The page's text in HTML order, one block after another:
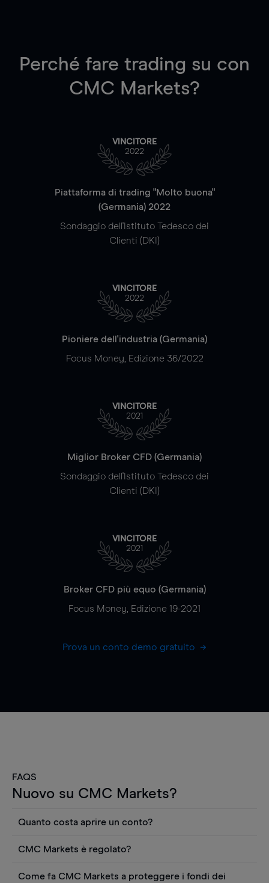
Perché fare trading su con
CMC Markets?
VINCITORE
2022
Piattaforma di trading "Molto buona"
(Germania) 2022
Sondaggio dell'Istituto Tedesco dei
Clienti (DKI)
VINCITORE
2022
Pioniere dell'industria (Germania)
Focus Money, Edizione 36/2022
VINCITORE
2021
Miglior Broker CFD (Germania)
Sondaggio dell'Istituto Tedesco dei
Clienti (DKI)
VINCITORE
2021
Broker CFD più equo (Germania)
Focus Money, Edizione 19-2021
Prova un conto demo gratuito
FAQS
Nuovo su CMC Markets?
Quanto costa aprire un conto?
Puoi anche visualizzare gratuitamente i prezzi e
utilizzare strumenti come grafici, notizie Reuters
CMC Markets è regolato?
Come fa CMC Markets a proteggere i fondi dei